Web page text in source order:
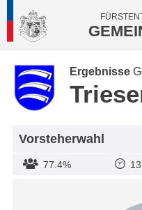
Ergebnisse
Vorsteherwahl
77.4%